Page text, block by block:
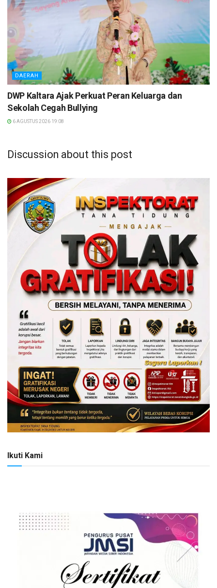
DAERAH
DWP Kaltara Ajak Perkuat Peran Keluarga dan
Sekolah Cegah Bullying
6 AGUSTUS 2026 19:08
Discussion about this post
Ikuti Kami